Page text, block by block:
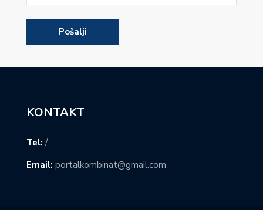
KONTAKT
Tel: /
Email: portalkombinat@gmail.com